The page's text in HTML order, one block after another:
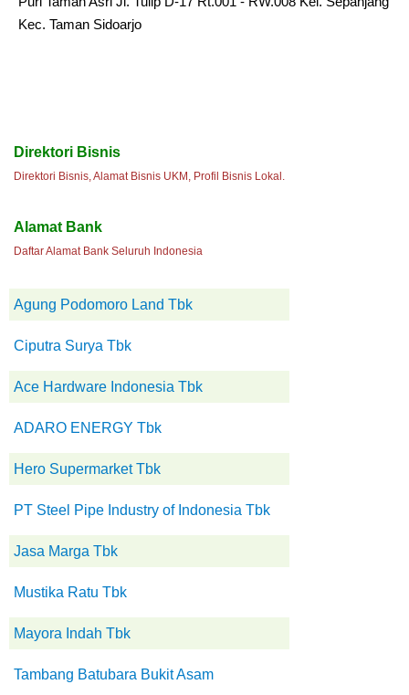
Kec. Taman Sidoarjo
Direktori Bisnis
Direktori Bisnis, Alamat Bisnis UKM, Profil Bisnis Lokal.
Alamat Bank
Daftar Alamat Bank Seluruh Indonesia
Agung Podomoro Land Tbk
Ciputra Surya Tbk
Ace Hardware Indonesia Tbk
ADARO ENERGY Tbk
Hero Supermarket Tbk
PT Steel Pipe Industry of Indonesia Tbk
Jasa Marga Tbk
Mustika Ratu Tbk
Mayora Indah Tbk
Tambang Batubara Bukit Asam